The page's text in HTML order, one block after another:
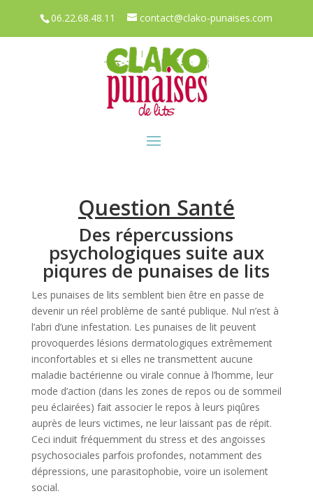
06.22.68.48.11 contact@clako-punaises.com
Question Santé
Des répercussions
psychologiques suite aux
piqures de punaises de lits
Les punaises de lits semblent bien être en passe de
devenir un réel problème de santé publique. Nul n’est à
l’abri d’une infestation. Les punaises de lit peuvent
provoquerdes lésions dermatologiques extrêmement
inconfortables et si elles ne transmettent aucune
maladie bactérienne ou virale connue à l’homme, leur
mode d’action (dans les zones de repos ou de sommeil
peu éclairées) fait associer le repos à leurs piqûres
auprès de leurs victimes, ne leur laissant pas de répit.
Ceci induit fréquemment du stress et des angoisses
psychosociales parfois profondes, notamment des
dépressions, une parasitophobie, voire un isolement
social.